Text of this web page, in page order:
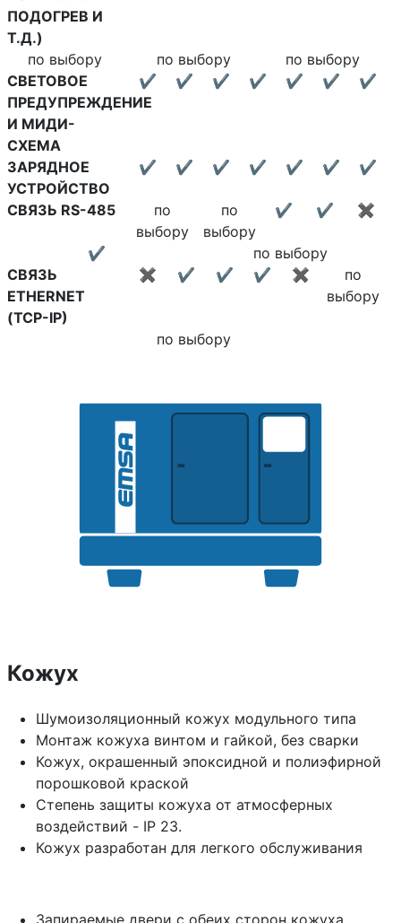
ПОДОГРЕВ И
Т.Д.)
по выбору по выбору
по выбору
СВЕТОВОЕ
ПРЕДУПРЕЖДЕНИЕ
И МИДИ-
СХЕМА
✔ ✔ ✔ ✔ ✔ ✔ ✔
ЗАРЯДНОЕ
УСТРОЙСТВО
✔ ✔ ✔ ✔ ✔ ✔ ✔
СВЯЗЬ RS-485
по
выбору
по
выбору
✔ ✔ ✖
✔
по выбору
СВЯЗЬ
ETHERNET
(TCP-IP)
✖ ✔ ✔ ✔ ✖
по
выбору
по выбору
Кожух
Шумоизоляционный кожух модульного типа
Монтаж кожуха винтом и гайкой, без сварки
Кожух, окрашенный эпоксидной и полиэфирной
порошковой краской
Степень защиты кожуха от атмосферных
воздействий - IP 23.
Кожух разработан для легкого обслуживания